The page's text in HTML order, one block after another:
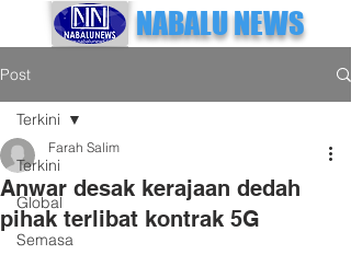
NABALU NEWS
Post
Terkini
Global
Semasa
Terkini
Anwar desak kerajaan dedah
pihak terlibat kontrak 5G
Farah Salim